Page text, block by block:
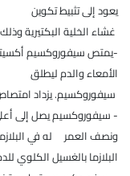
يعود إلى تثبيط تكوين
غشاء الخلية البكتيرية
-يمتص سيفوروكسيم
الأمعاء والدم ليطلق
سيفوروكسيم. يزداد
البلازما بالغسيل الكلوي